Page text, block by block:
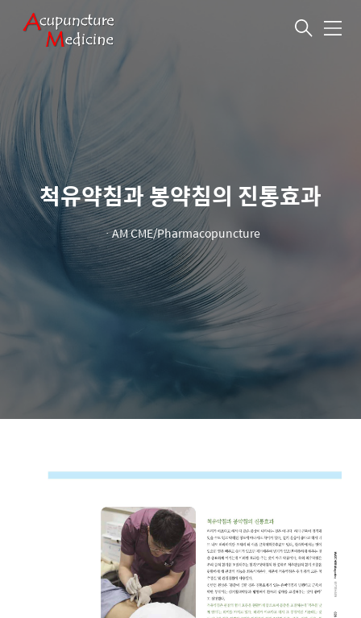
메
척유약침과 봉약침의 진통효과
ㆍAM CME/Pharmacopuncture